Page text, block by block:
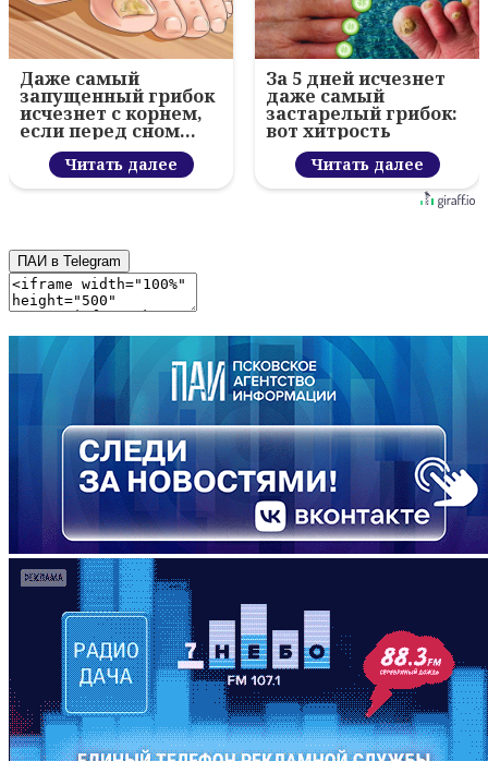
Даже самый
запущенный грибок
исчезнет с корнем,
если перед сном…
Читать далее
За 5 дней исчезнет
даже самый
застарелый грибок:
вот хитрость
Читать далее
ПАИ в Telegram